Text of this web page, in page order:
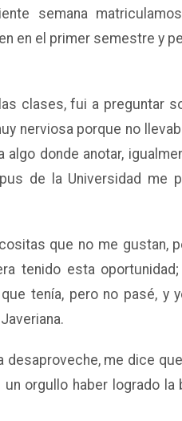
semana
en el primer semestre y
clases, fui a preguntar
nerviosa porque no
donde anotar,
de la Universidad me
que no me gustan,
tenido esta
tenía, pero no pasé, y
desaproveche, me dice
orgullo haber logrado la